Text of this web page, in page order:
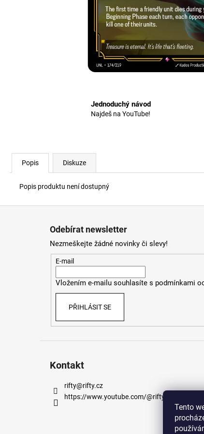
Tento
Jednoduchý návod
Najdeš na YouTube!
Popis Diskuze
Popis produktu není dostupný
Odebírat newsletter
Nezmeškejte žádné novinky či slevy!
E-mail
Vložením e-mailu souhlasíte s podmínkami
PŘIHLÁSIT SE
Kontakt
rifty@rifty.cz
https://www.youtube.com/@rifty_cz